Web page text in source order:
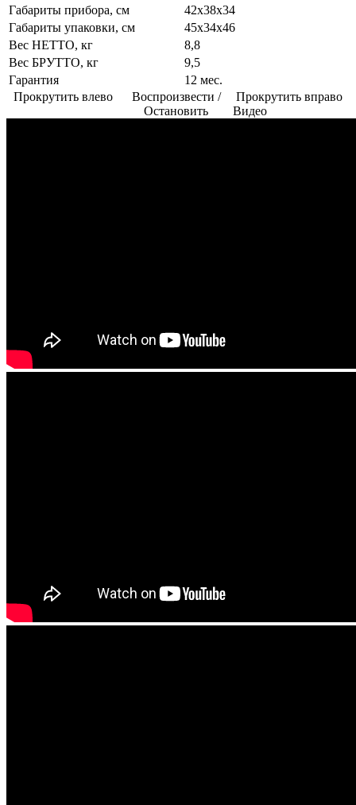
Габариты прибора, см
42х38х34
Габариты упаковки, см
45х34х46
Вес НЕТТО, кг
8,8
Вес БРУТТО, кг
9,5
Гарантия
12 мес.
Прокрутить влево
Воспроизвести /
Остановить
Прокрутить вправо
Видео